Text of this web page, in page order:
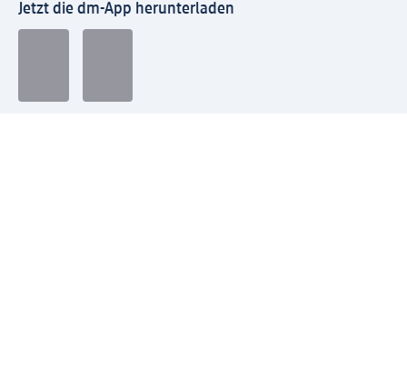
Jetzt die dm-App herunterladen